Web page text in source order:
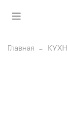
Главная